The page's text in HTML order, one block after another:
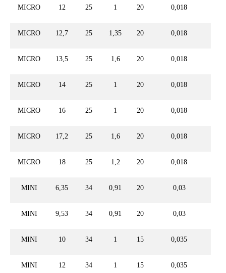
MICRO 12 25 1 20 0,018
MICRO 12,7 25 1,35 20 0,018
MICRO 13,5 25 1,6 20 0,018
MICRO 14 25 1 20 0,018
MICRO 16 25 1 20 0,018
MICRO 17,2 25 1,6 20 0,018
MICRO 18 25 1,2 20 0,018
MINI 6,35 34 0,91 20 0,03
MINI 9,53 34 0,91 20 0,03
MINI 10 34 1 15 0,035
MINI 12 34 1 15 0,035